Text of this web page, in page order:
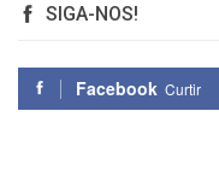
SIGA-NOS!
Facebook Curtir